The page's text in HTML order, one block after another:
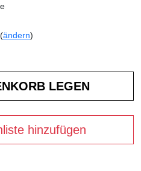
ändern)
hinzufügen